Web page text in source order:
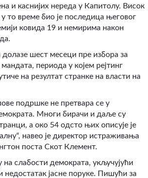
и каснијих нереда у Капитолу. Висок
то време био је последица његовог
ковида 19 и немирима након
долазе шест месеци пре избора за
периода у којем рејтинг
на резултат странке на власти на
подршке не претвара се у
Многи бирачи и даље су
а око 54 одсто њих описује је
навео је директор истраживања
поста Скот Клемент.
на слабости демократа, укључујући
јасне поруке. Пишући за